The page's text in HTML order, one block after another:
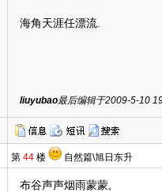
海角天涯任漂流.
liuyubao最后编辑于2009-5-10
第 44 楼 自然篇\旭日东升
布谷声声烟雨蒙蒙,